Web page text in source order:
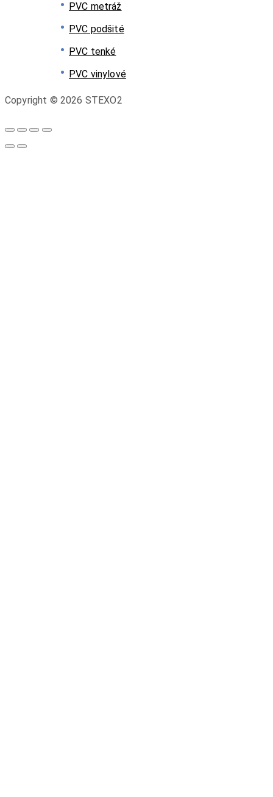
PVC metráž
PVC podšité
PVC tenké
PVC vinylové
Copyright © 2026 STEXO2